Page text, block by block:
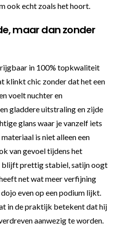
ook echt zoals het hoort.
maar dan zonder
in 100% topkwaliteit
klinkt chic zonder dat het een
voelt nuchter en
gladdere uitstraling en zijde
glans waar je vanzelf iets
is niet alleen een
van gevoel tijdens het
blijft prettig stabiel, satijn oogt
net wat meer verfijning
even op een podium lijkt.
in de praktijk betekent dat hij
aanwezig te worden.